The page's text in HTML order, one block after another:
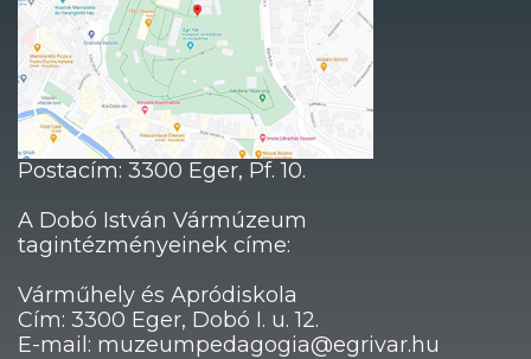
Postacím: 3300 Eger, Pf. 10.
A Dobó István Vármúzeum
tagintézményeinek címe:
Várműhely és Apródiskola
Cím: 3300 Eger, Dobó I. u. 12.
E-mail: muzeumpedagogia@egrivar.hu